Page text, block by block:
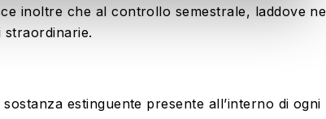
inoltre che al controllo semestrale, laddove
straordinarie.
estinguente presente all’interno di ogni